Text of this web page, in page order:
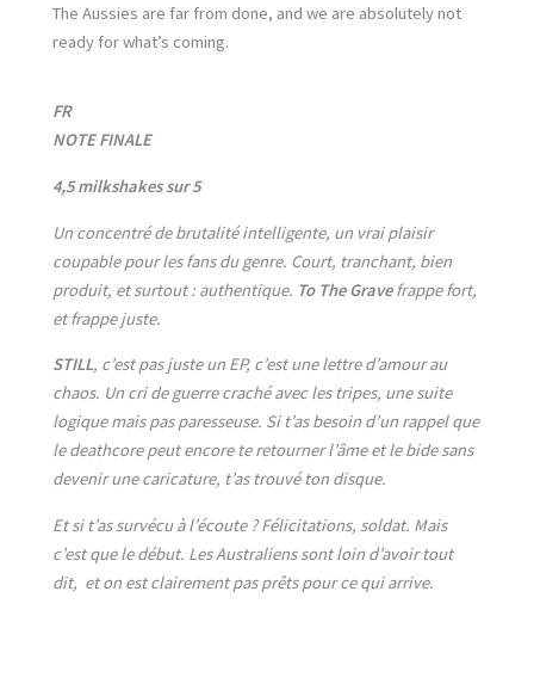
The Aussies are far from done, and we are absolutely not
ready for what’s coming.
FR
NOTE FINALE
4,5 milkshakes sur 5
Un concentré de brutalité intelligente, un vrai plaisir
coupable pour les fans du genre. Court, tranchant, bien
produit, et surtout : authentique. To The Gravefrappe fort,
et frappe juste.
STILL, c’est pas juste un EP, c’est une lettre d’amour au
chaos. Un cri de guerre craché avec les tripes, une suite
logique mais pas paresseuse. Si t’as besoin d’un rappel que
le deathcore peut encore te retourner l’âme et le bide sans
devenir une caricature, t’as trouvé ton disque.
Et si t’as survécu à l’écoute ? Félicitations, soldat. Mais
c’est que le début. Les Australiens sont loin d’avoir tout
dit, et on est clairement pas prêts pour ce qui arrive.